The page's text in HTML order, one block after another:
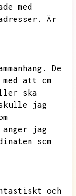
med
Är
De
att om
ska
jag
anger jag
som
och